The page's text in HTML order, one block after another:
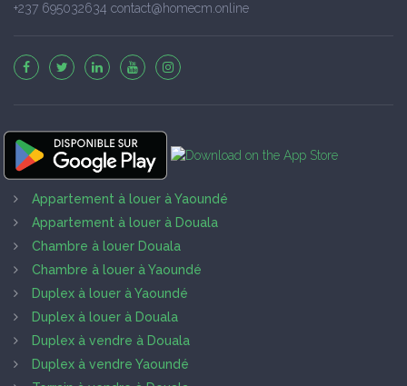
+237 695032634 contact@homecm.online
Appartement à louer à Yaoundé
Appartement à louer à Douala
Chambre à louer Douala
Chambre à louer à Yaoundé
Duplex à louer à Yaoundé
Duplex à louer à Douala
Duplex à vendre à Douala
Duplex à vendre Yaoundé